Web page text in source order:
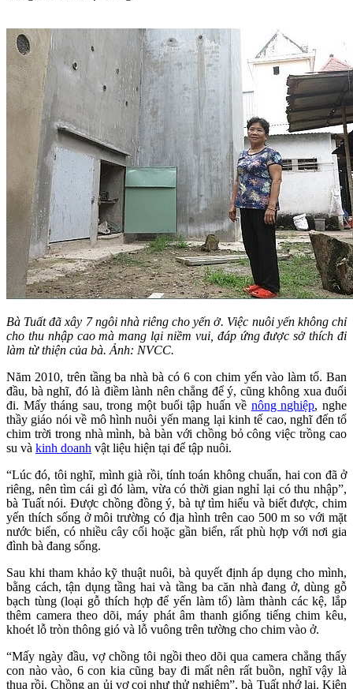
Bà Tuất đã xây 7 ngôi nhà riêng cho yến ở. Việc nuôi yến không chỉ
cho thu nhập cao mà mang lại niềm vui, đáp ứng được sở thích đi
làm từ thiện của bà. Ảnh: NVCC.
Năm 2010, trên tầng ba nhà bà có 6 con chim yến vào làm tổ. Ban
đầu, bà nghĩ, đó là điềm lành nên chẳng để ý, cũng không xua đuổi
đi. Mấy tháng sau, trong một buổi tập huấn về nông nghiệp, nghe
thầy giáo nói về mô hình nuôi yến mang lại kinh tế cao, nghĩ đến tổ
chim trời trong nhà mình, bà bàn với chồng bỏ công việc trồng cao
su và kinh doanh vật liệu hiện tại để tập nuôi.
“Lúc đó, tôi nghĩ, mình già rồi, tính toán không chuẩn, hai con đã ở
riêng, nên tìm cái gì đó làm, vừa có thời gian nghỉ lại có thu nhập”,
bà Tuất nói. Được chồng đồng ý, bà tự tìm hiểu và biết được, chim
yến thích sống ở môi trường có địa hình trên cao 500 m so với mặt
nước biển, có nhiều cây cối hoặc gần biển, rất phù hợp với nơi gia
đình bà đang sống.
Sau khi tham khảo kỹ thuật nuôi, bà quyết định áp dụng cho mình,
bằng cách, tận dụng tầng hai và tầng ba căn nhà đang ở, dùng gỗ
bạch tùng (loại gỗ thích hợp để yến làm tổ) làm thành các kệ, lắp
thêm camera theo dõi, máy phát âm thanh giống tiếng chim kêu,
khoét lỗ tròn thông gió và lỗ vuông trên tường cho chim vào ở.
“Mấy ngày đầu, vợ chồng tôi ngồi theo dõi qua camera chẳng thấy
con nào vào, 6 con kia cũng bay đi mất nên rất buồn, nghĩ vậy là
thua rồi. Chồng an ủi vợ coi như thử nghiệm”, bà Tuất nhớ lại. Kiên